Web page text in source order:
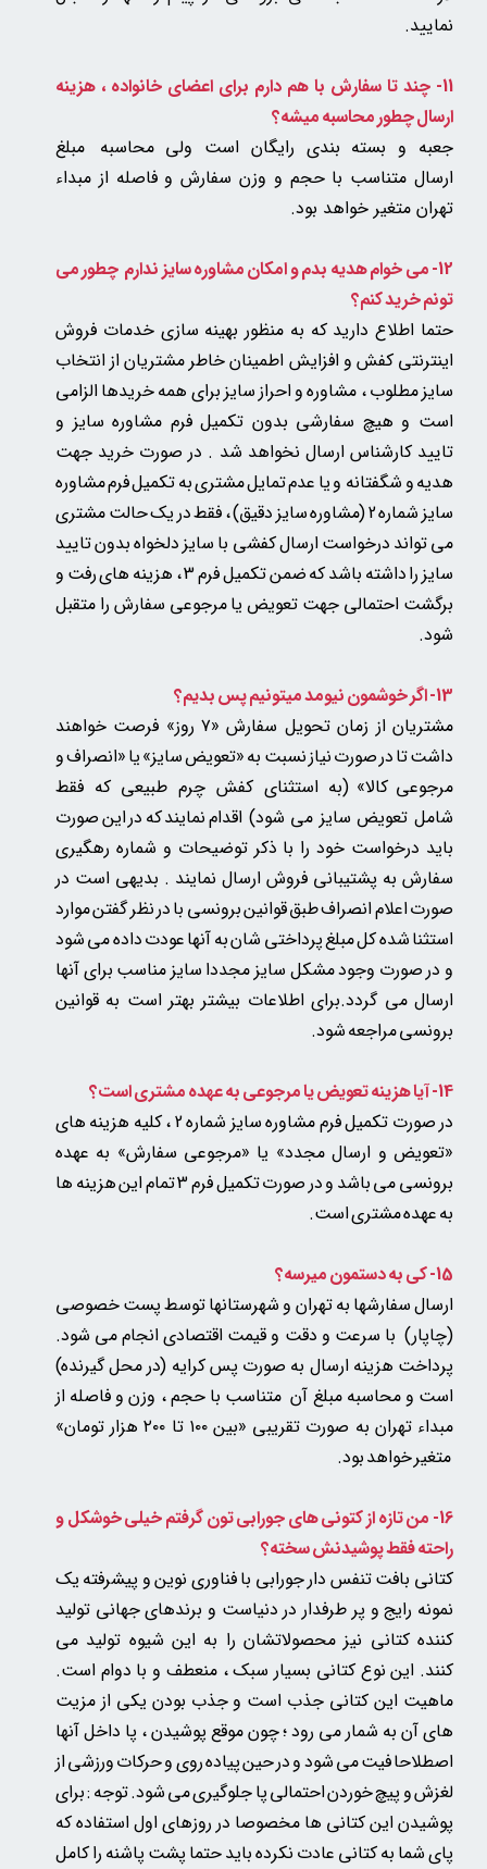
نمایید.
11- چند تا سفارش با هم دارم برای اعضای خانواده ، هزینه
ارسال چطور محاسبه میشه؟
جعبه و بسته بندی رایگان است ولیمحاسبه مبلغ
ارسال متناسب با حجم و وزن سفارش و فاصله از مبداء
تهران متغیر خواهد بود.
12- می خوام هدیه بدم و امکان مشاوره سایز ندارم چطور می
تونم خرید کنم؟
حتما اطلاع دارید که به منظور بهینه سازی خدمات فروش
اینترنتی کفش و افزایش اطمینان خاطر مشتریان از انتخاب
سایز مطلوب ، مشاوره و احراز سایز برای همه خریدها الزامی
است و هیچ سفارشی بدون تکمیل فرم مشاوره سایز و
تایید کارشناس ارسال نخواهد شد . در صورت خرید جهت
هدیه و شگفتانه و یا عدم تمایل مشتری به تکمیل فرم مشاوره
سایز شماره 2 (مشاوره سایز دقیق) ، فقط در یک حالت مشتری
می تواند درخواست ارسال کفشی با سایز دلخواه بدون تایید
سایز را داشته باشد که ضمن تکمیل فرم 3 ، هزینه های رفت و
برگشت احتمالی جهت تعویض یا مرجوعی سفارش را متقبل
شود.
13- اگر خوشمون نیومد میتونیم پس بدیم؟
مشتریان از زمان تحویل سفارش «۷ روز» فرصت خواهند
داشت تا در صورت نیاز نسبت به «تعویض سایز» یا «انصراف و
مرجوعی کالا» (به استثنای کفش چرم طبیعی که فقط
شامل تعویض سایز می شود) اقدام نمایند که در این صورت
باید درخواست خود را با ذکر توضیحات و شماره رهگیری
سفارش به پشتیبانی فروش ارسال نمایند . بدیهی است در
صورت اعلام انصراف طبق قوانین برونسی با در نظر گفتن موارد
استثنا شده کل مبلغ پرداختی شان به آنها عودت داده می شود
و در صورت وجود مشکل سایز مجددا سایز مناسب برای آنها
ارسال می گردد.برای اطلاعات بیشتر بهتر است به قوانین
برونسی مراجعه شود.
14- آیا هزینه تعویض یا مرجوعی به عهده مشتری است؟
در صورت تکمیل فرم مشاوره سایز شماره 2 ، کلیه هزینه های
«تعویض و ارسال مجدد» یا «مرجوعی سفارش» به عهده
برونسی می باشد و در صورت تکمیل فرم 3 تمام این هزینه ها
به عهده مشتری است.
15- کی به دستمون میرسه؟
ارسال سفارشها به تهران و شهرستانها توسط پست خصوصی
(چاپار) با سرعت و دقت و قیمت اقتصادی انجام می شود.
پرداخت هزینه ارسال به صورت پس کرایه (در محل گیرنده)
است و محاسبه مبلغ آن متناسب با حجم ، وزن و فاصله از
مبداء تهران به صورت تقریبی «بین ۱۰۰ تا ۲۰۰ هزار تومان»​​​​​​​
متغیر خواهد بود.​​​​​​​
16- من تازه از کتونی های جورابی تون گرفتم خیلی خوشکل و
راحته فقط پوشیدنش سخته؟
کتانی بافت تنفس دار جورابی با فناوری نوین و پیشرفته یک
نمونه رایج و پر طرفدار در دنیاست و برندهای جهانی تولید
کننده کتانی نیز محصولاتشان را به این شیوه تولید می
کنند. این نوع کتانی بسیار سبک ، منعطف و با دوام است.
ماهیت این کتانی جذب است و جذب بودن یکی از مزیت
های آن به شمار می رود ؛ چون موقع پوشیدن ، پا داخل آنها
اصطلاحا فیت می شود و در حین پیاده روی و حرکات ورزشی از
لغزش و پیچ خوردن احتمالی پا جلوگیری می شود. توجه : برای
پوشیدن این کتانی ها مخصوصا در روزهای اول استفاده که
پای شما به کتانی عادت نکرده باید حتما پشت پاشنه را کامل